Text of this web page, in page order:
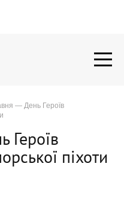
— День Героїв
Героїв
піхоти